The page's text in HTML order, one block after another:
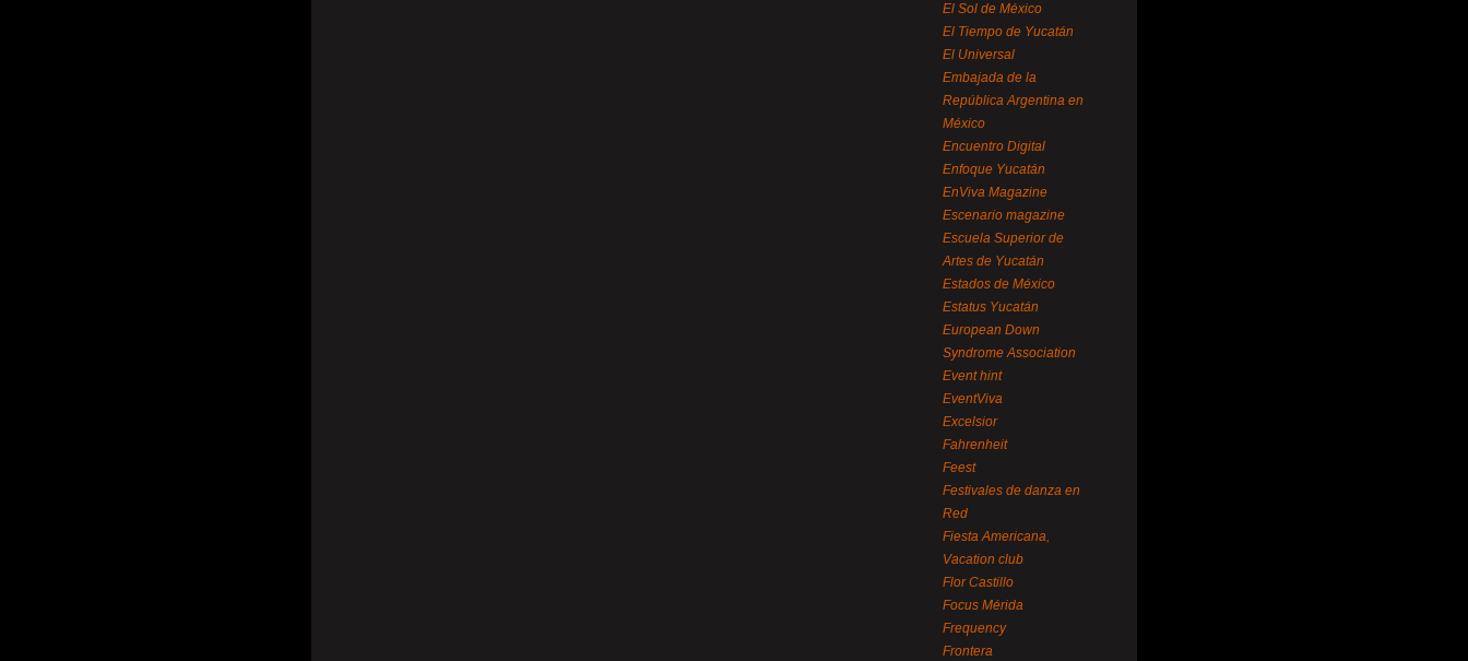
El Sol de México
El Tiempo de Yucatán
El Universal
Embajada de la
República Argentina en
México
Encuentro Digital
Enfoque Yucatán
EnViva Magazine
Escenario magazine
Escuela Superior de
Artes de Yucatán
Estados de México
Estatus Yucatán
European Down
Syndrome Association
Event hint
EventViva
Excelsior
Fahrenheit
Feest
Festivales de danza en
Red
Fiesta Americana,
Vacation club
Flor Castillo
Focus Mérida
Frequency
Frontera